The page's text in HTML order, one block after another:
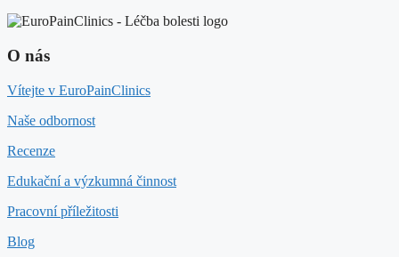
O nás
Vítejte v EuroPainClinics
Naše odbornost
Recenze
Edukační a výzkumná činnost
Pracovní příležitosti
Blog